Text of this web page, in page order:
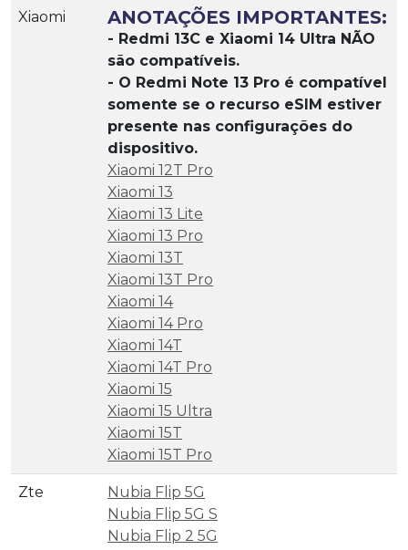
Xiaomi ANOTAÇÕES IMPORTANTES:
- Redmi 13C e Xiaomi 14 Ultra NÃO
são compatíveis.
- O Redmi Note 13 Pro é compatível
somente se o recurso eSIM estiver
presente nas configurações do
dispositivo.
Xiaomi 12T Pro
Xiaomi 13
Xiaomi 13 Lite
Xiaomi 13 Pro
Xiaomi 13T
Xiaomi 13T Pro
Xiaomi 14
Xiaomi 14 Pro
Xiaomi 14T
Xiaomi 14T Pro
Xiaomi 15
Xiaomi 15 Ultra
Xiaomi 15T
Xiaomi 15T Pro
Zte
Nubia Flip 5G
Nubia Flip 5G S
Nubia Flip 2 5G